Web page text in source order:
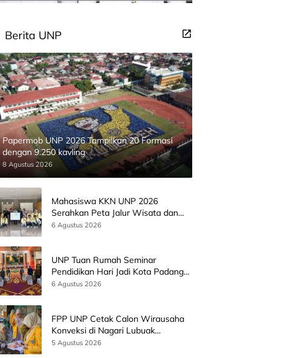
Berita UNP
Papermob UNP 2026 Tampilkan 20 Formasi
dengan 9.250 kavling
8 Agustus 2026
Mahasiswa KKN UNP 2026
Serahkan Peta Jalur Wisata dan
Peta Administrasi Nagari
6 Agustus 2026
UNP Tuan Rumah Seminar
Pendidikan Hari Jadi Kota Padang
Bersama Wamen Diktisainstek dan
6 Agustus 2026
FPP UNP Cetak Calon Wirausaha
Konveksi di Nagari Lubuak
Batingkok Limapuluh Kota
5 Agustus 2026